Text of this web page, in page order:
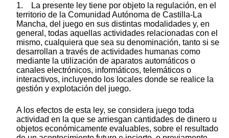
1. La presente ley tiene por objeto la regulación, en el
territorio de la Comunidad Autónoma de Castilla-La
Mancha, del juego en sus distintas modalidades y, en
general, todas aquellas actividades relacionadas con el
mismo, cualquiera que sea su denominación, tanto si se
desarrollan a través de actividades humanas como
mediante la utilización de aparatos automáticos o
canales electrónicos, informáticos, telemáticos o
interactivos, incluyendo los locales donde se realice la
gestión y explotación del juego.
A los efectos de esta ley, se considera juego toda
actividad en la que se arriesgan cantidades de dinero u
objetos económicamente evaluables, sobre el resultado